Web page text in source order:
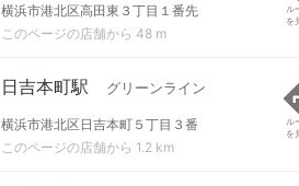
横浜市港北区高田東３丁目１番先
このページの店舗から 48 m
ル
を
日吉本町駅 グリーンライン
横浜市港北区日吉本町５丁目３番
このページの店舗から 1.2 km
ル
を